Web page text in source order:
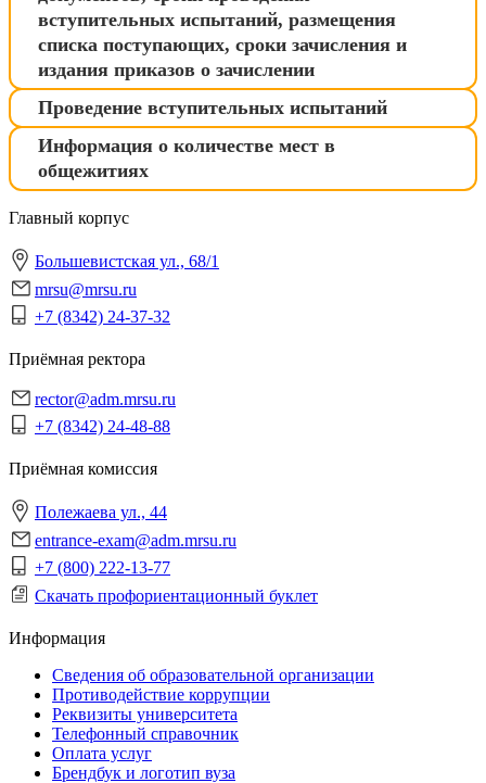
вступительных испытаний, размещения
списка поступающих, сроки зачисления и
издания приказов о зачислении
Проведение вступительных испытаний
Информация о количестве мест в
общежитиях
Главный корпус
Большевистская ул., 68/1
mrsu@mrsu.ru
+7 (8342) 24-37-32
Приёмная ректора
rector@adm.mrsu.ru
+7 (8342) 24-48-88
Приёмная комиссия
Полежаева ул., 44
entrance-exam@adm.mrsu.ru
+7 (800) 222-13-77
Скачать профориентационный буклет
Информация
Сведения об образовательной организации
Противодействие коррупции
Реквизиты университета
Телефонный справочник
Оплата услуг
Брендбук и логотип вуза